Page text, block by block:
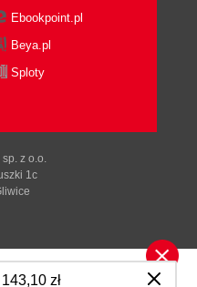
143,10 zł
Ebookpoint.pl
Beya.pl
Sploty
z o.o.
1c